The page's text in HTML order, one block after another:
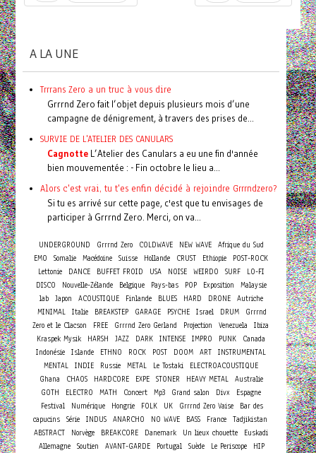
A LA UNE
Trrrans Zero a un truc à vous dire
Grrrnd Zero fait l’objet depuis plusieurs mois d’une
campagne de dénigrement, à travers des prises de...
SURVIE DE L'ATELIER DES CANULARS
CagnotteL’Atelier des Canulars a eu une fin d'année
bien mouvementée : - Fin octobre le lieu a...
Alors c'est vrai, tu t'es enfin décidé à rejoindre Grrrndzero?
Si tu es arrivé sur cette page, c'est que tu envisages de
participer à Grrrnd Zero. Merci, on va...
UNDERGROUND Grrrnd Zero COLDWAVE NEW WAVE
Afrique du Sud
EMO
Somalie Macédoine Suisse Hollande CRUST Ethiopie
POST-ROCK
Lettonie
DANCE BUFFET FROID USA NOISE WEIRDO SURF
LO-FI
DISCO
Nouvelle-Zélande Belgique Pays-bas POP Exposition
Malaysie
lab
Japon ACOUSTIQUE Finlande BLUES HARD DRONE
Autriche
MINIMAL
Italie BREAKSTEP GARAGE PSYCHE Israel DRUM
Grrrnd
Zero et le Clacson
FREE Grrrnd Zero Gerland Projection Venezuela
Ibiza
Kraspek Mysik
HARSH JAZZ DARK INTENSE IMPRO PUNK
Canada
Indonésie Islande ETHNO ROCK POST DOOM ART INSTRUMENTAL
MENTAL INDIE Russie METAL Le Tostaki
ELECTROACOUSTIQUE
Ghana
CHAOS HARDCORE EXPE STONER HEAVY METAL
Australie
GOTH
ELECTRO MATH Concert Mp3 Grand salon Divx
Espagne
Festival
Numérique Hongrie FOLK UK Grrrnd Zero Vaise
Bar des
capucins Série INDUS ANARCHO NO WAVE BASS France Tadjikistan
ABSTRACT
Norvège BREAKCORE Danemark Un lieux chouette
Euskadi
Allemagne Soutien AVANT-GARDE Portugal Suède Le Periscope
HIP